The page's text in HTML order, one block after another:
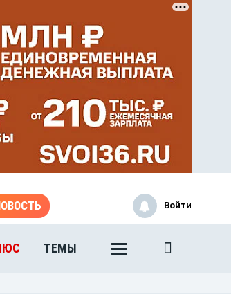
ТЕМЫ
Войти
ЭТО БЫЛО В АФГАНЕ
Книга памяти воронежских